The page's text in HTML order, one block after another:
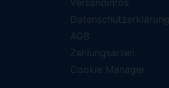
Versandinfos
Datenschutzerklärung
AGB
Zahlungsarten
Cookie Manager